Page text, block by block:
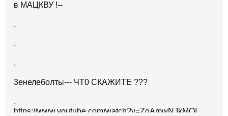
в МАЦКВУ !--
.
.
.
3енелеболты--- ЧТ0 СКАЖИТЕ ???
,
https://www.youtube.com/watch?v=ZoAmwNJkMQI